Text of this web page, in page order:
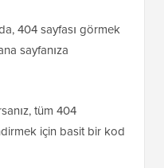
404 sayfası görmek
sayfanıza
tüm 404
için basit bir kod